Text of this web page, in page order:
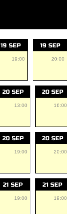
19 SEP
19:00
19 SEP
20:00
20 SEP
13:00
20 SEP
16:00
20 SEP
19:00
20 SEP
20:00
21 SEP
19:00
21 SEP
19:00